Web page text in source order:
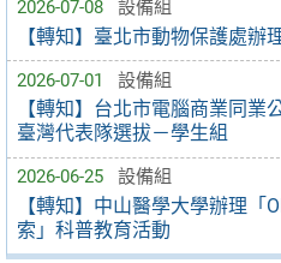
2026-07-08 設備組
【轉知】臺北市動物保護處辦
2026-07-01 設備組
【轉知】台北市電腦商業同業
臺灣代表隊選拔－學生組
2026-06-25 設備組
【轉知】中山醫學大學辦理「
索」科普教育活動